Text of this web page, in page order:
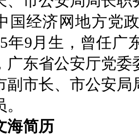
经济网地方党政
年9月生，曾任广
广东省公安厅党委
副市长、市公安
海简历